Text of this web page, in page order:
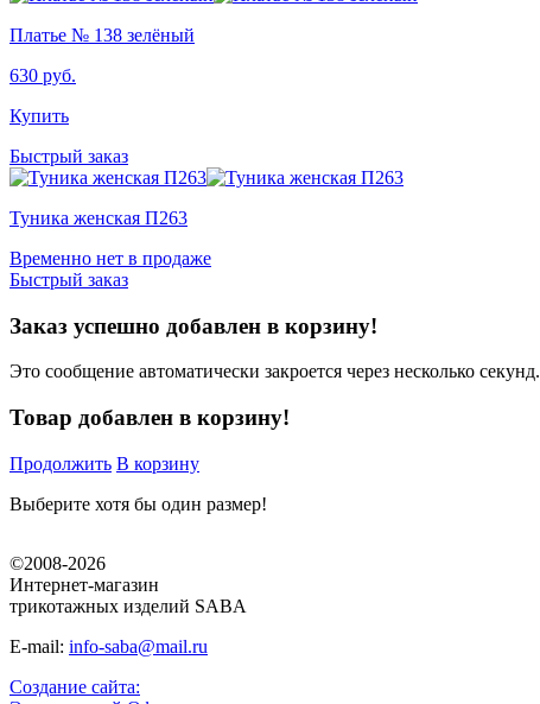
Платье № 138 зелёный
630 руб.
Купить
Быстрый заказ
Туника женская П263
Временно нет в продаже
Быстрый заказ
Заказ успешно добавлен в корзину!
Это сообщение автоматически закроется через несколько секунд.
Товар добавлен в корзину!
Продолжить В корзину
Выберите хотя бы один размер!
©2008-2026
Интернет-магазин
трикотажных изделий SABA
E-mail: info-saba@mail.ru
Создание сайта: